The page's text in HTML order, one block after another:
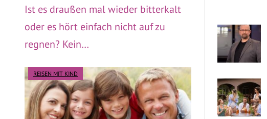
Ist es draußen mal wieder bitterkalt
oder es hört einfach nicht auf zu
regnen? Kein…
REISEN MIT KIND